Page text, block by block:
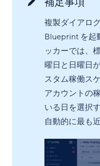
複製ダイアロ
Blueprint を起
ッカーでは、
曜日と日曜日
スタム稼働ス
アカウントの
いる日を選択
自動的に最も